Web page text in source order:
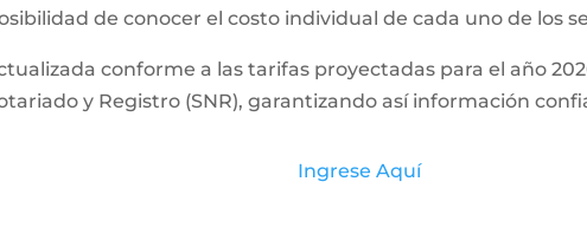
de conocer el costo individual de cada uno de los
conforme a las tarifas proyectadas para el año
y Registro (SNR), garantizando así información
Ingrese Aquí